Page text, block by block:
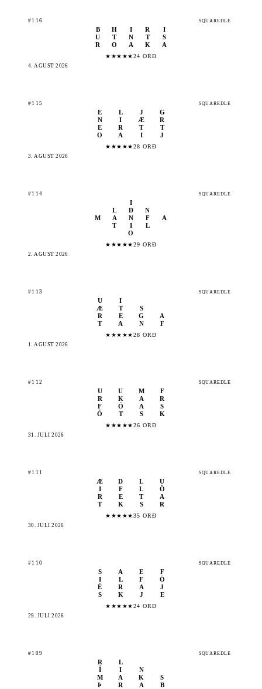
#116 SQUAREDLE
B H I R
I
U
T N T
S
R
O A K A
★ ★★ ★★24 ORÐ
4. ÁGÚST 2026
#115 SQUAREDLE
E L J
G
N
I Æ
R
E
R T
T
O
A I J
★ ★★ ★★28 ORÐ
3. ÁGÚST 2026
#114 SQUAREDLE
I
L
D
N
M
A N F
A
T
I
L
O
★ ★★ ★★29 ORÐ
2. ÁGÚST 2026
#113 SQUAREDLE
U
I
Æ
T
S
R
E G
A
T
A N F
★ ★★ ★★28 ORÐ
1. ÁGÚST 2026
#112 SQUAREDLE
U U M
F
R
K A
R
F
Ö A
S
Ó
T S K
★ ★★ ★★26 ORÐ
31. JÚLÍ 2026
#111 SQUAREDLE
Æ D L
U
I
F L
Ö
R
E T
A
T
K S R
★ ★★ ★★35 ORÐ
30. JÚLÍ 2026
#110 SQUAREDLE
S A E
F
I
L F
Ö
É
R A
J
S
K J E
★ ★★ ★★24 ORÐ
29. JÚLÍ 2026
#109 SQUAREDLE
R
L
Í
I
N
M
A K
S
Þ
R A B